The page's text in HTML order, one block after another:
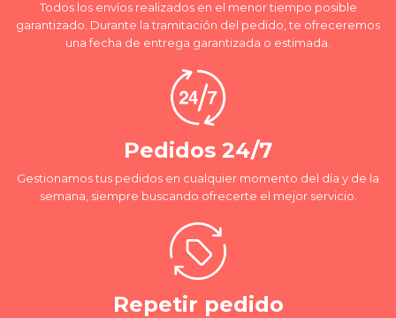
Todos los envíos realizados en el menor tiempo posible
garantizado. Durante la tramitación del pedido, te ofreceremos
una fecha de entrega garantizada o estimada.
Pedidos 24/7
Gestionamos tus pedidos en cualquier momento del día y de la
semana, siempre buscando ofrecerte el mejor servicio.
Repetir pedido